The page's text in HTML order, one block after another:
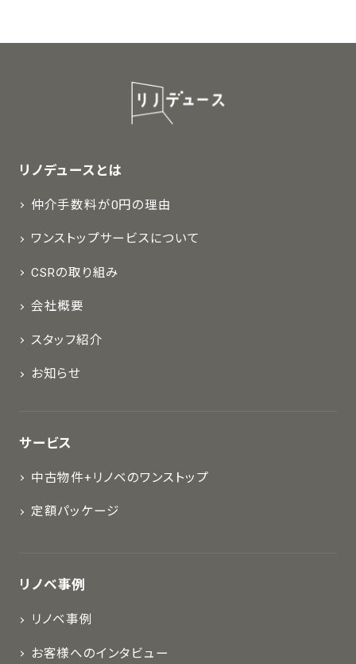
リノデュースとは
仲介手数料が0円の理由
ワンストップサービスについて
CSRの取り組み
会社概要
スタッフ紹介
お知らせ
サービス
中古物件+リノベのワンストップ
定額パッケージ
リノベ事例
リノベ事例
お客様へのインタビュー